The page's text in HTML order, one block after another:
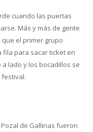
cuando las puertas
Más y más de gente
el primer grupo
fila para sacar ticket en
lado y los bocadillos se
de Gallinas fueron